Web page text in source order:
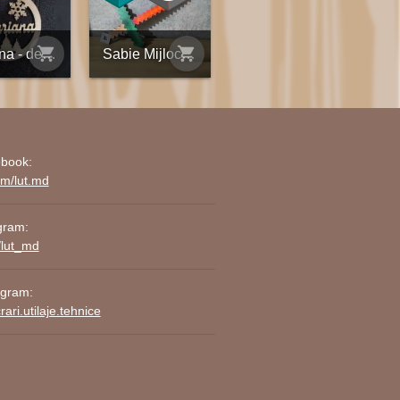
Mariana - decorațiune din placaj personalizată
shopping_cart Sabie Mijlocie din Placaj de Mesteacăn - PixelArt
shopping_cart
lut.md